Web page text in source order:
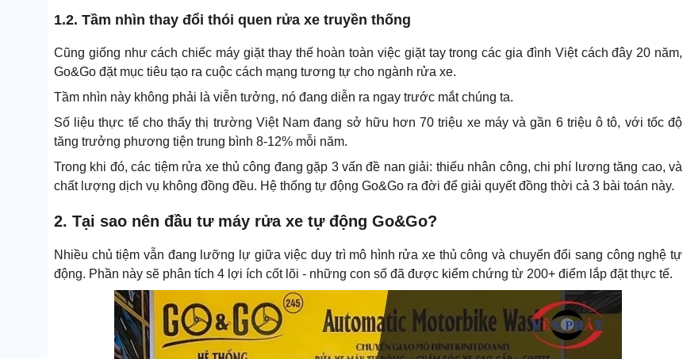
1.2. Tầm nhìn thay đổi thói quen rửa xe truyền thống
Cũng giống như cách chiếc máy giặt thay thế hoàn toàn việc giặt tay trong các gia đình Việt cách đây 20 năm,
Go&Go đặt mục tiêu tạo ra cuộc cách mạng tương tự cho ngành rửa xe.
Tầm nhìn này không phải là viễn tưởng, nó đang diễn ra ngay trước mắt chúng ta.
Số liệu thực tế cho thấy thị trường Việt Nam đang sở hữu hơn 70 triệu xe máy và gần 6 triệu ô tô, với tốc độ
tăng trưởng phương tiện trung bình 8-12% mỗi năm.
Trong khi đó, các tiệm rửa xe thủ công đang gặp 3 vấn đề nan giải: thiếu nhân công, chi phí lương tăng cao, và
chất lượng dịch vụ không đồng đều. Hệ thống tự động Go&Go ra đời để giải quyết đồng thời cả 3 bài toán này.
2. Tại sao nên đầu tư máy rửa xe tự động Go&Go?
Nhiều chủ tiệm vẫn đang lưỡng lự giữa việc duy trì mô hình rửa xe thủ công và chuyển đổi sang công nghệ tự
động. Phần này sẽ phân tích 4 lợi ích cốt lõi - những con số đã được kiểm chứng từ 200+ điểm lắp đặt thực tế.